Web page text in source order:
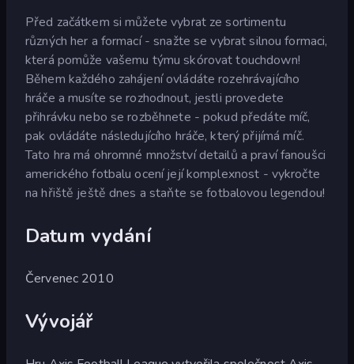
Před začátkem si můžete vybrat ze sortimentu
různých her a formací - snažte se vybrat silnou formaci,
která pomůže vašemu týmu skórovat touchdown!
Během každého zahájení ovládáte rozehrávajícího
hráče a musíte se rozhodnout, jestli provedete
přihrávku nebo se rozběhnete - pokud předáte míč,
pak ovládáte následujícího hráče, který přijímá míč.
Tato hra má ohromné množství detailů a praví fanoušci
amerického fotbalu ocení její komplexnost - vykročte
na hřiště ještě dnes a staňte se fotbalovou legendou!
Datum vydání
Červenec 2010
Vývojář